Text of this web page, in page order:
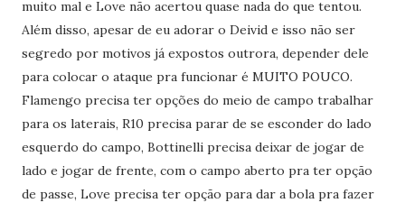
muito mal e Love não acertou quase nada do que tentou.
Além disso, apesar de eu adorar o Deivid e isso não ser
segredo por motivos já expostos outrora, depender dele
para colocar o ataque pra funcionar é MUITO POUCO.
Flamengo precisa ter opções do meio de campo trabalhar
para os laterais, R10 precisa parar de se esconder do lado
esquerdo do campo, Bottinelli precisa deixar de jogar de
lado e jogar de frente, com o campo aberto pra ter opção
de passe, Love precisa ter opção para dar a bola pra fazer